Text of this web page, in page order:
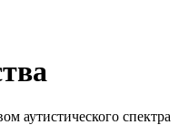
аутистического спектра